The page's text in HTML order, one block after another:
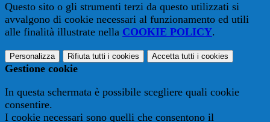
Questo sito o gli strumenti terzi da questo utilizzati si
avvalgono di cookie necessari al funzionamento ed utili
alle finalità illustrate nella COOKIE POLICY.
Personalizza Rifiuta tutti i cookies Accetta tutti i cookies
Gestione cookie
In questa schermata è possibile scegliere quali cookie
consentire.
I cookie necessari sono quelli che consentono il